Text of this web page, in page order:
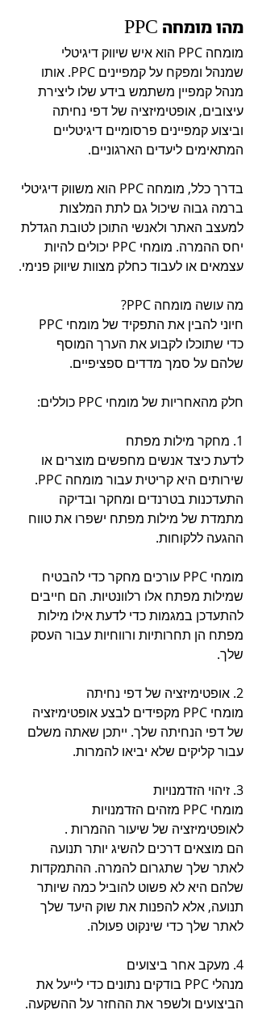
מהו מומחה PPC
מומחה PPC הוא איש שיווק דיגיטלי
שמנהל ומפקח על קמפיינים PPC. אותו
מנהל קמפיין משתמש בידע שלו ליצירת
עיצובים, אופטימיזציה של דפי נחיתה
וביצוע קמפיינים פרסומיים דיגיטליים
המתאימים ליעדים הארגוניים.
בדרך כלל, מומחה PPC הוא משווק דיגיטלי
ברמה גבוה שיכול גם לתת המלצות
למעצב האתר ולאנשי התוכן לטובת הגדלת
יחס ההמרה. מומחי PPC יכולים להיות
עצמאים או לעבוד כחלק מצוות שיווק פנימי.
מה עושה מומחה PPC?
כדי שתוכלו לקבוע את הערך המוסף
שלהם על סמך מדדים ספציפיים.
חלק מהאחריות של מומחי PPC כוללים:
1. מחקר מילות מפתח
לדעת כיצד אנשים מחפשים מוצרים או
שירותים היא קריטית עבור מומחה PPC.
התעדכנות בטרנדים ומחקר ובדיקה
מתמדת של מילות מפתח ישפרו את טווח
ההגעה ללקוחות.
מומחי PPC עורכים מחקר כדי להבטיח
שמילות מפתח אלו רלוונטיות. הם חייבים
להתעדכן במגמות כדי לדעת אילו מילות
מפתח הן תחרותיות ורווחיות עבור העסק
שלך.
2. אופטימיזציה של דפי נחיתה
מומחי PPC מקפידים לבצע אופטימיזציה
של דפי הנחיתה שלך. ייתכן שאתה משלם
עבור קליקים שלא יביאו להמרות.
3. זיהוי הזדמנויות
מומחי PPC מזהים הזדמנויות
לאופטימיזציה של שיעור ההמרות .
הם מוצאים דרכים להשיג יותר תנועה
לאתר שלך שתגרום להמרה. ההתמקדות
שלהם היא לא פשוט להוביל כמה שיותר
תנועה, אלא להפנות את שוק היעד שלך
לאתר שלך כדי שינקוט פעולה.
4. מעקב אחר ביצועים
מנהלי PPC בודקים נתונים כדי לייעל את
הביצועים ולשפר את ההחזר על ההשקעה.